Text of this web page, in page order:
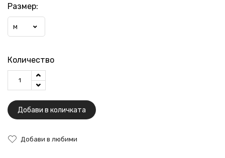
Размер:
M
Количество
Добави в количката
Добави в любими